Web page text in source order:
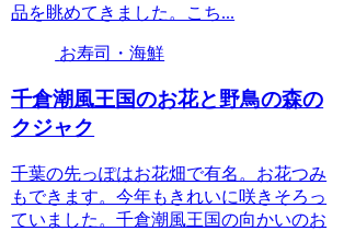
品を眺めてきました。こち...
お寿司・海鮮
千倉潮風王国のお花と野鳥の森の
クジャク
千葉の先っぽはお花畑で有名。お花つみ
もできます。今年もきれいに咲きそろっ
ていました。千倉潮風王国の向かいのお